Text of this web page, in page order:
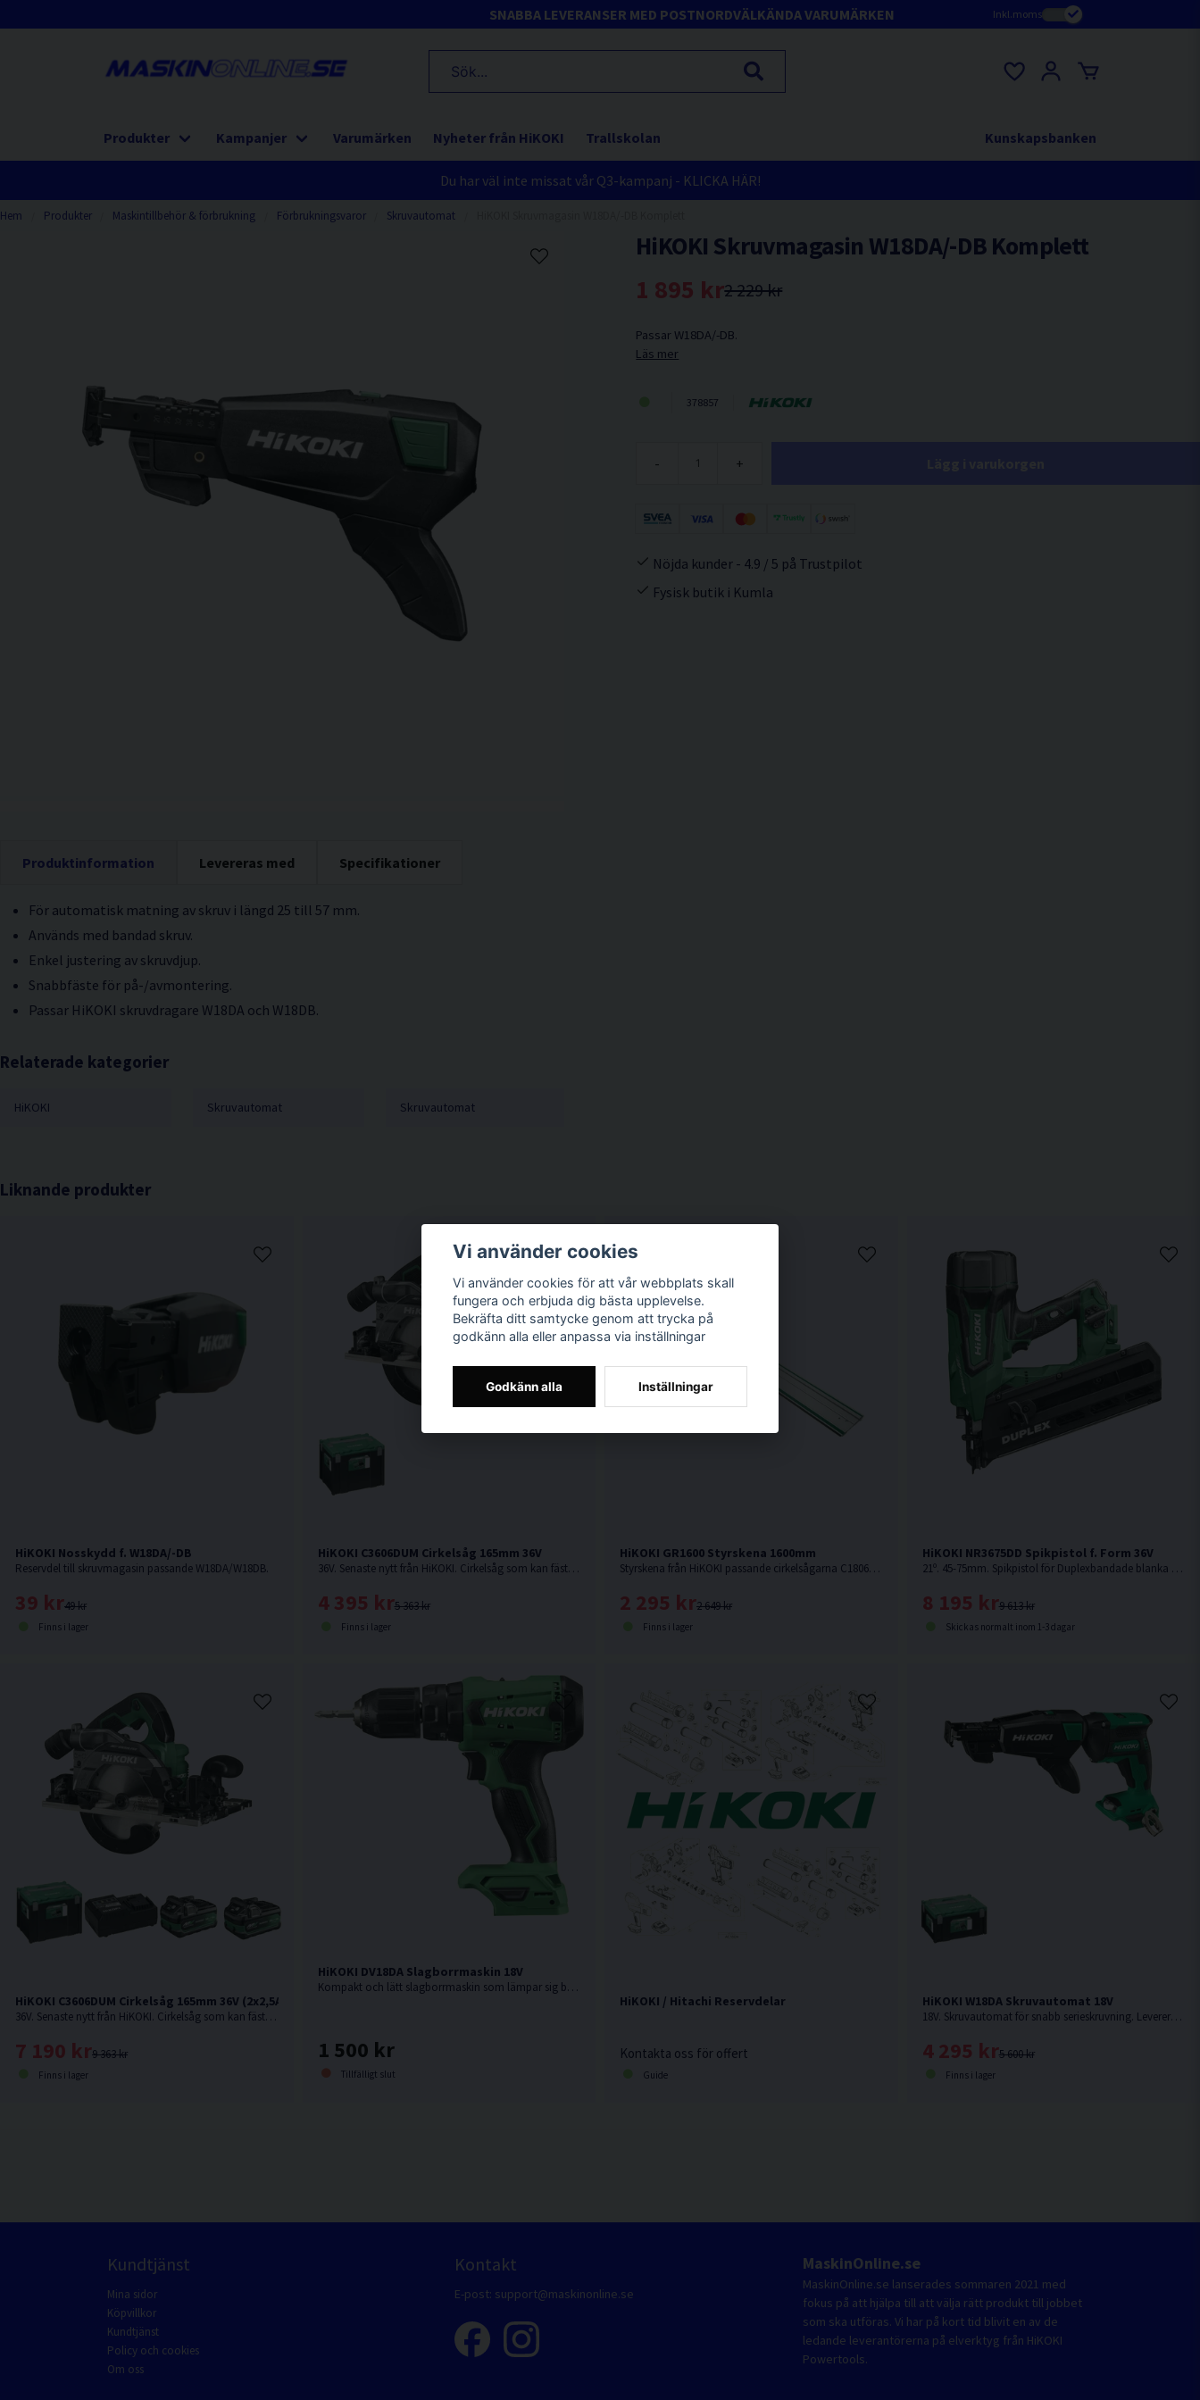
SNABBA LEVERANSER MED POSTNORDVÄLKÄNDA VARUMÄRKEN Inkl.moms
Produkter Kampanjer Varumärken Nyheter från HiKOKI Trallskolan Kunskapsbanken
Du har väl inte missat vår Q3-kampanj - KLICKA HÄR!
Hem Produkter Maskintillbehör & förbrukning Förbrukningsvaror Skruvautomat
Produktinformation Levereras med Specifikationer
För automatisk matning av skruv i längd 25 till 57 mm.
Används med bandad skruv.
Enkel justering av skruvdjup.
Snabbfäste för på-/avmontering.
Passar HiKOKI skruvdragare W18DA och W18DB.
Relaterade kategorier
HiKOKI Skruvautomat Skruvautomat
HiKOKI Skruvmagasin W18DA/-DB Komplett
2 229 kr
1 895 kr
Passar W18DA/-DB.
Läs mer
378857
- +
Nöjda kunder - 4.9 / 5 på Trustpilot
Fysisk butik i Kumla
Liknande produkter
HiKOKI Nosskydd f. W18DA/-DB
Reservdel till skruvmagasin passande W18DA/W18DB.
49 kr
39 kr
Finns i lager
HiKOKI C3606DUM Cirkelsåg 165mm 36V
36V. Senaste nytt från HiKOKI. Cirkelsåg som kan fästas på skena. Levereras utan batteri och laddare.
5 363 kr
4 395 kr
Finns i lager
HiKOKI GR1600 Styrskena 1600mm
Styrskena från HiKOKI passande cirkelsågarna C1806DUM & C3606DUM. Samt sänksågen C3606DPA.
2 649 kr
2 295 kr
Finns i lager
HiKOKI NR3675DD Spikpistol f. Form 36V
21º. 45-75mm. Spikpistol för Duplexbandade blanka dubbelhuvudspikar för formsättning, tillfällig infästning etc. Levereras utan batteri och laddare.
9 613 kr
8 195 kr
Skickas normalt inom 1-3 dagar
HiKOKI C3606DUM Cirkelsåg 165mm 36V (2x2,5Ah)
36V. Senaste nytt från HiKOKI. Cirkelsåg som kan fästas på skena.
9 363 kr
7 190 kr
Finns i lager
HiKOKI DV18DA Slagborrmaskin 18V
Kompakt och lätt slagborrmaskin som lämpar sig bäst som borrskruvdragare eller för borrning i tegel tack vare slagfunktionen. Levereras utan batteri, laddare och kartong men med manual.
1 500 kr
Tillfälligt slut
HiKOKI / Hitachi Reservdelar
Kontakta oss för offert
Guide
HiKOKI W18DA Skruvautomat 18V
18V. Skruvautomat för snabb serieskruvning. Levereras utan batteri & laddare.
5 600 kr
4 295 kr
Finns i lager
Kundtjänst
Mina sidor
Köpvillkor
Kundtjänst
Policy och cookies
Om oss
Kontakt
E-post: support@maskinonline.se
MaskinOnline.se
MaskinOnline.se lanserades sommaren 2021 med
fokus på att hjälpa till att välja rätt produkt till jobbet
som ska utföras. Vi har på kort tid blivit en av de
ledande leverantörerna på elverktyg från HiKOKI
Powertools.
Vi använder cookies
Vi använder cookies för att vår webbplats skall
fungera och erbjuda dig bästa upplevelse.
Bekräfta ditt samtycke genom att trycka på
godkänn alla eller anpassa via inställningar
Godkänn alla Inställningar